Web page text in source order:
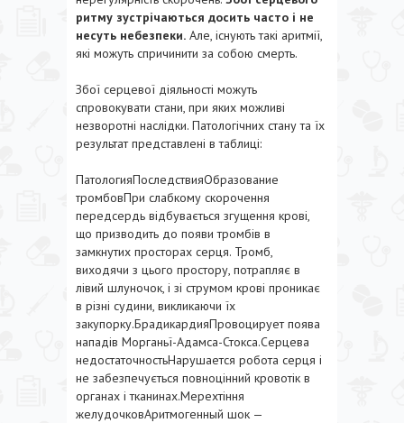
ритму зустрічаються досить часто і не
несуть небезпеки. Але, існують такі аритмії,
які можуть спричинити за собою смерть.
Збої серцевої діяльності можуть
спровокувати стани, при яких можливі
незворотні наслідки. Патологічних стану та їх
результат представлені в таблиці:
ПатологияПоследствияОбразование
тромбовПри слабкому скорочення
передсердь відбувається згущення крові,
що призводить до появи тромбів в
замкнутих просторах серця. Тромб,
виходячи з цього простору, потрапляє в
лівий шлуночок, і зі струмом крові проникає
в різні судини, викликаючи їх
закупорку.БрадикардияПровоцирует поява
нападів Морганьї-Адамса-Стокса.Серцева
недостаточностьНарушается робота серця і
не забезпечується повноцінний кровотік в
органах і тканинах.Мерехтіння
желудочковАритмогенный шок —